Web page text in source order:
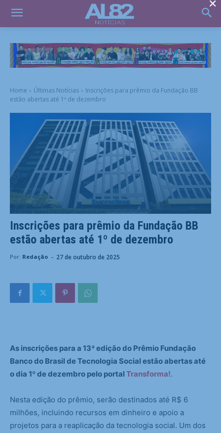
Home Últimas Notícias
Inscrições para prêmio da Fundação BB
estão abertas até 1º de dezembro
Inscrições para prêmio da Fundação BB
estão abertas até 1º de dezembro
Por: Redação - 27 de outubro de 2025
As inscrições para a 13ª edição do Prêmio Fundação
Banco do Brasil de Tecnologia Social estão abertas até
o dia 1º de dezembro pelo portal Transforma!.
Nesta edição do prêmio, serão destinados até R$ 6
milhões, incluindo recursos em dinheiro e apoio a
projetos para a reaplicação da tecnologia social. Um dos